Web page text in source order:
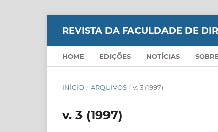
REVISTA DA FACULDADE DE
HOME EDIÇÕES NOTÍCIAS
INÍCIO / ARQUIVOS / v. 3 (1997)
v. 3 (1997)